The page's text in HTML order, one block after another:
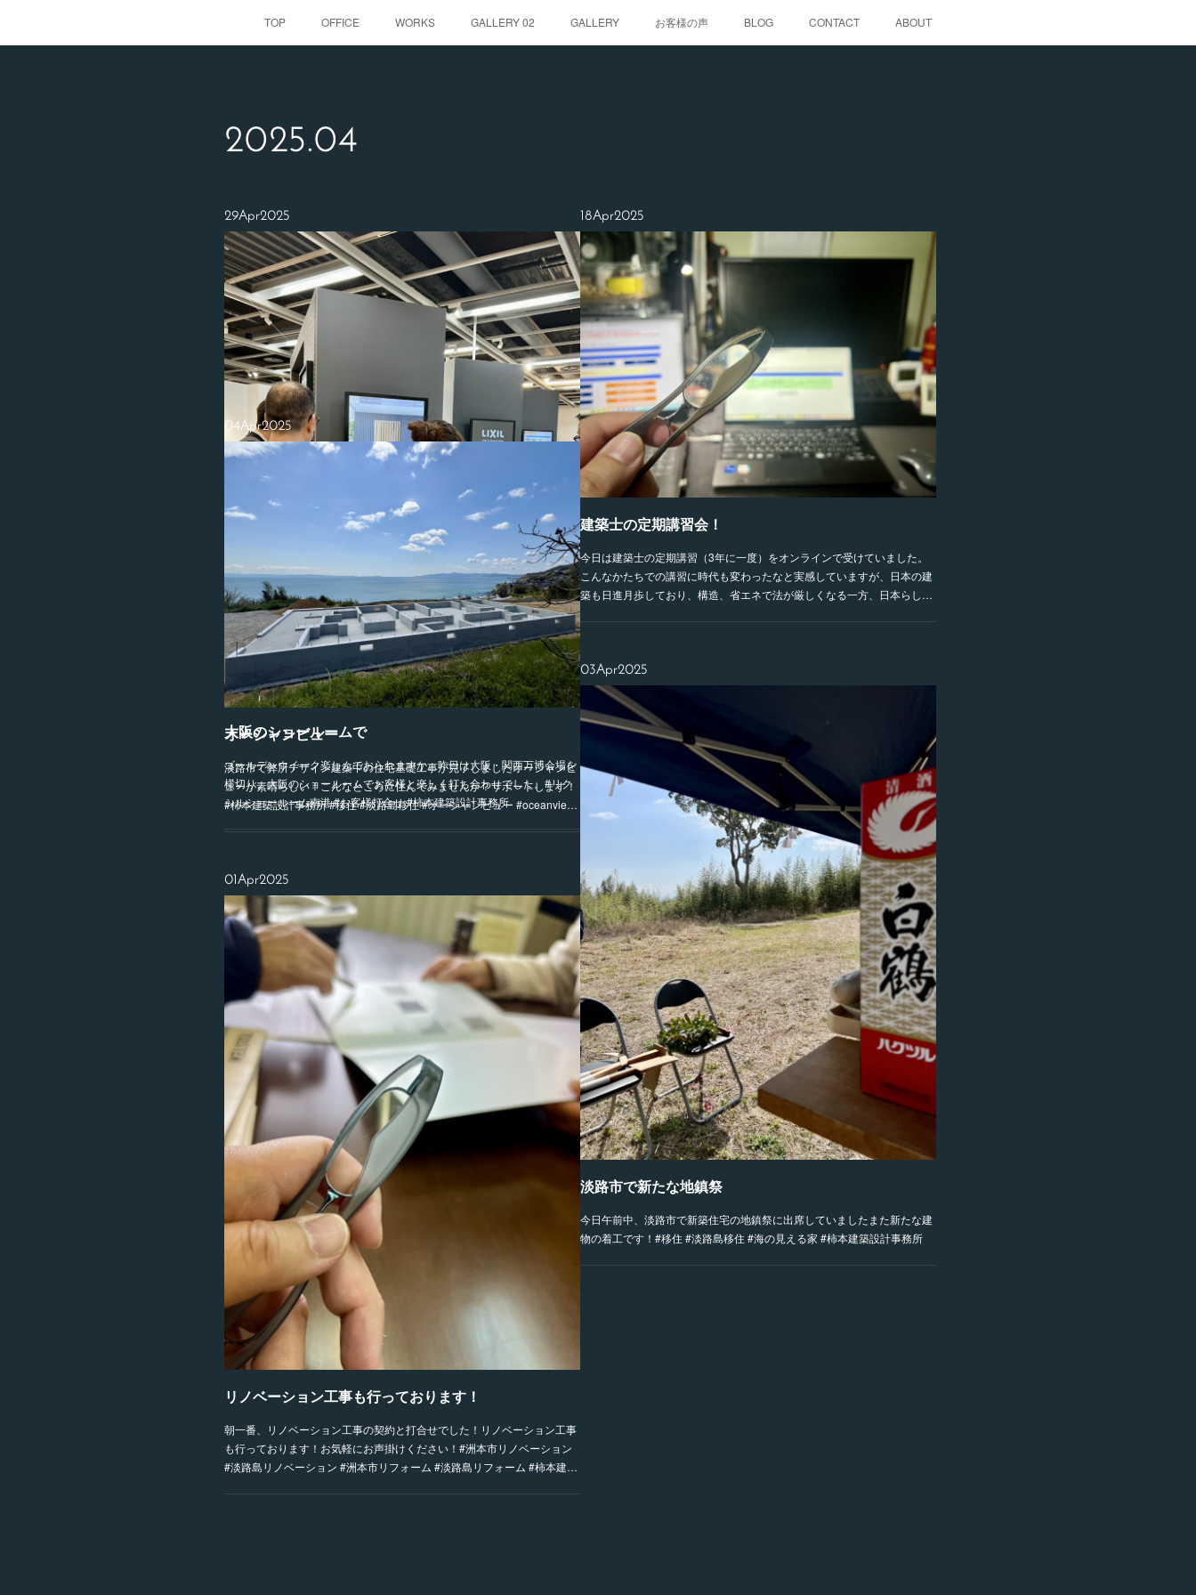
TOP OFFICE WORKS GALLERY 02 GALLERY お客様の声 BLOG CONTACT ABOUT
2025.04
29Apr2025
大阪のショールームで
ゴールデンウイーク楽しんでおられますか。昨日は大阪・関西万博会場を
横切り、大阪のショールームでお客様と楽しく打ち合わせでした。#リク
シルショールーム南港 #お客様打合せ #柿本建築設計事務所
18Apr2025
建築士の定期講習会！
今日は建築士の定期講習（3年に一度）をオンラインで受けていました。
こんなかたちでの講習に時代も変わったなと実感していますが、日本の建
築も日進月歩しており、構造、省エネで法が厳しくなる一方、日本らし…
04Apr2025
オーシャンビュー
淡路市で弊所デザイン建築中の住宅基礎工事が完了しましたオーシャンビ
ューが素晴らしい！こんなところに住んでみませんか？サポートします！
#柿本建築設計事務所 #移住 #淡路島移住 #オーシャンビュー #oceanvie…
03Apr2025
淡路市で新たな地鎮祭
今日午前中、淡路市で新築住宅の地鎮祭に出席していましたまた新たな建
物の着工です！#移住 #淡路島移住 #海の見える家 #柿本建築設計事務所
01Apr2025
リノベーション工事も行っております！
朝一番、リノベーション工事の契約と打合せでした！リノベーション工事
も行っております！お気軽にお声掛けください！#洲本市リノベーション
#淡路島リノベーション #洲本市リフォーム #淡路島リフォーム #柿本建…